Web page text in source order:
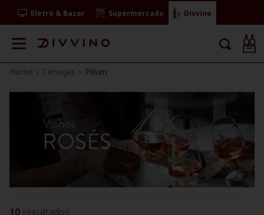
Eletro & Bazar Supermercado Divvino
Cervejas Pilsen
10